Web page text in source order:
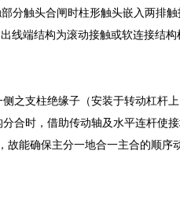
分触头合闸时柱形触头嵌入两排
线端结构为滚动接触或软连接结
之支柱绝缘子（安装于转动杠杆
合时，借助传动轴及水平连杆使
能确保主分一地合一主合的顺序